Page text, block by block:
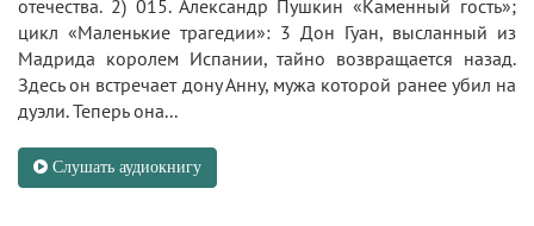
отечества. 2) 015. Александр Пушкин «Каменный гость»;
цикл «Маленькие трагедии»: 3 Дон Гуан, высланный из
Мадрида королем Испании, тайно возвращается назад.
Здесь он встречает дону Анну, мужа которой ранее убил на
дуэли. Теперь она...
Слушать аудиокнигу